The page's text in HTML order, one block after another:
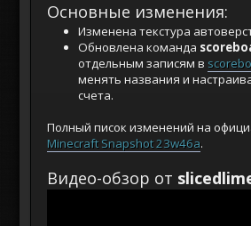
Основные изменения:
Изменена текстура
Обновлена команда
отдельным записям в
менять названия и
счета.
Полный писок изменений на
Minecraft Snapshot 23w46a.
Видео-обзор от